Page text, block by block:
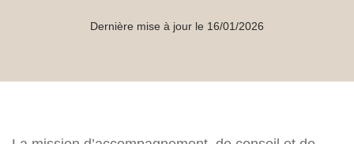
Dernière mise à jour le 16/01/2026